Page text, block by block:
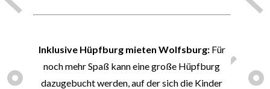
Inklusive Hüpfburg mieten Wolfsburg:Für
noch mehr Spaß kann eine große Hüpfburg
dazugebuchtwerden, auf der sich die Kinder